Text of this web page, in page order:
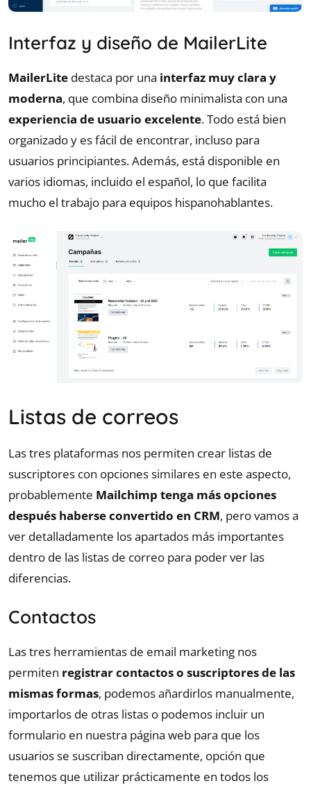
Interfaz y diseño de MailerLite
MailerLite destaca por una interfaz muy clara y
moderna, que combina diseño minimalista con una
experiencia de usuario excelente. Todo está bien
organizado y es fácil de encontrar, incluso para
usuarios principiantes. Además, está disponible en
varios idiomas, incluido el español, lo que facilita
mucho el trabajo para equipos hispanohablantes.
Listas de correos
Las tres plataformas nos permiten crear listas de
suscriptores con opciones similares en este aspecto,
probablemente Mailchimp tenga más opciones
después haberse convertido en CRM, pero vamos a
ver detalladamente los apartados más importantes
dentro de las listas de correo para poder ver las
diferencias.
Contactos
Las tres herramientas de email marketing nos
permiten registrar contactos o suscriptores de las
mismas formas, podemos añardirlos manualmente,
importarlos de otras listas o podemos incluir un
formulario en nuestra página web para que los
usuarios se suscriban directamente, opción que
tenemos que utilizar prácticamente en todos los